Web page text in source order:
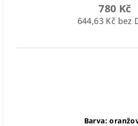
780 Kč
644,63 Kč bez
Barva: